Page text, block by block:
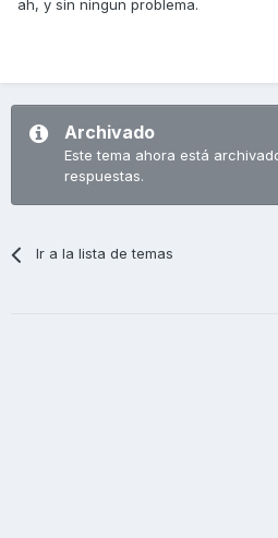
ah, y sin ningun problema.
Archivado
Este tema ahora está
respuestas.
Ir a la lista de temas